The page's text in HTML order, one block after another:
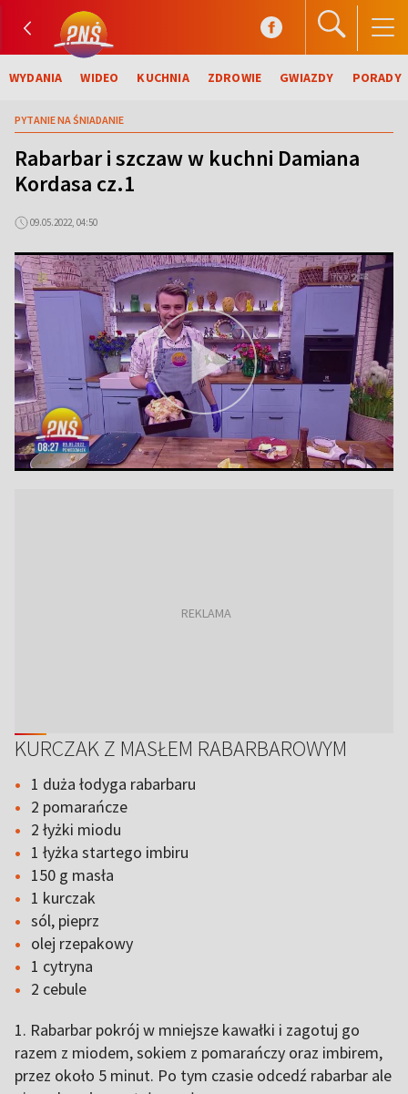
WYDANIA WIDEO KUCHNIA ZDROWIE GWIAZDY PORADY
PYTANIE NA ŚNIADANIE
Rabarbar i szczaw w kuchni Damiana
Kordasa cz.1
09.05.2022, 04:50
KURCZAK Z MASŁEM RABARBAROWYM
1 duża łodyga rabarbaru
2 pomarańcze
2 łyżki miodu
1 łyżka startego imbiru
150 g masła
1 kurczak
sól, pieprz
olej rzepakowy
1 cytryna
2 cebule
1. Rabarbar pokrój w mniejsze kawałki i zagotuj go
razem z miodem, sokiem z pomarańczy oraz imbirem,
przez około 5 minut. Po tym czasie odcedź rabarbar ale